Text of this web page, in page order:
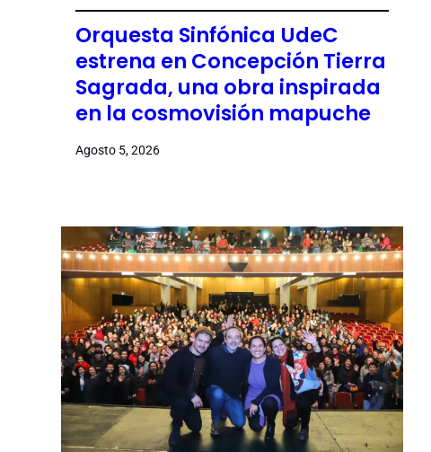
Orquesta Sinfónica UdeC
estrena en Concepción Tierra
Sagrada, una obra inspirada
en la cosmovisión mapuche
Agosto 5, 2026